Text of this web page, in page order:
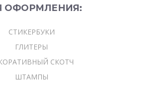
ОФОРМЛЕНИЯ:
СТИКЕРБУКИ
ГЛИТЕРЫ
СКОТЧ
ШТАМПЫ